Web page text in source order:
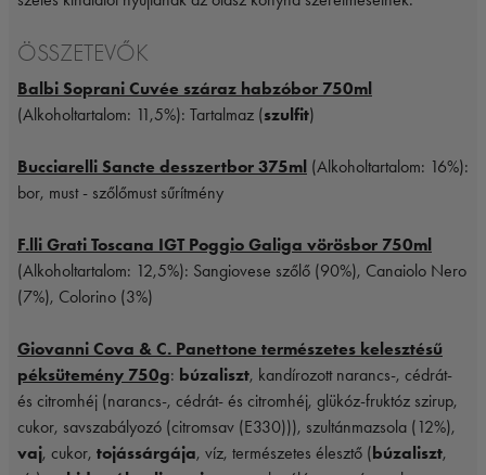
ÖSSZETEVŐK
Balbi Soprani Cuvée száraz habzóbor 750ml
(Alkoholtartalom: 11,5%): Tartalmaz (szulfit)
Bucciarelli Sancte desszertbor 375ml (Alkoholtartalom: 16%):
bor, must - szőlőmust sűrítmény
F.lli Grati Toscana IGT Poggio Galiga vörösbor 750ml
(Alkoholtartalom: 12,5%): Sangiovese szőlő (90%), Canaiolo Nero
(7%), Colorino (3%)
Giovanni Cova & C. Panettone természetes kelesztésű
péksütemény 750g: búzaliszt, kandírozott narancs-, cédrát-
és citromhéj (narancs-, cédrát- és citromhéj, glükóz-fruktóz szirup,
cukor, savszabályozó (citromsav (E330))), szultánmazsola (12%),
vaj, cukor, tojássárgája, víz, természetes élesztő ( búzaliszt,